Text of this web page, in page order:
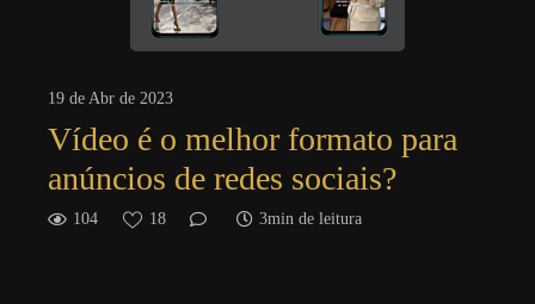
19 de Abr de 2023
Vídeo é o melhor formato para
anúncios de redes sociais?
104 18 3min de leitura